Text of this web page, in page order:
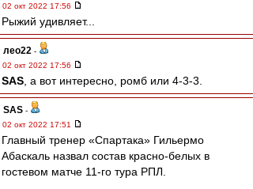
02 окт 2022 17:56
Рыжий удивляет...
лео22 -
02 окт 2022 17:56
SAS , а вот интересно, ромб или 4-3-3.
SAS -
02 окт 2022 17:51
Главный тренер «Спартака» Гильермо
Абаскаль назвал состав красно-белых в
гостевом матче 11-го тура РПЛ.